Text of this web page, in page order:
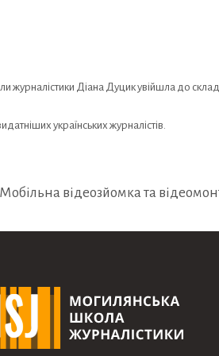
журналістики Діана Дуцик увійшла до
українських журналістів.
відеозйомка та